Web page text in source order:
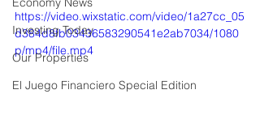
Investing Today
Our Properties
El Juego Financiero Special Edition
https://video.wixstatic.com/video/1a27cc_05
d384d8fb03436583290541e2ab7034/1080
p/mp4/file.mp4